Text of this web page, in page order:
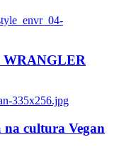
335x256.jpg
na cultura Vegan